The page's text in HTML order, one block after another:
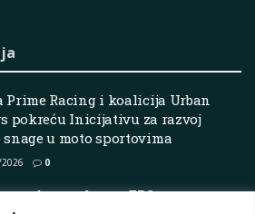
Prime Racing i koalicija Urban
pokreću Inicijativu za razvoj
snage u moto sportovima
0
na dvostrukom u ERC-u